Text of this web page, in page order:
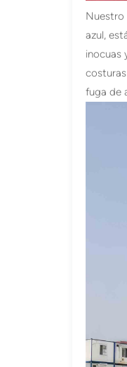
Nuestro
azul,
inocuas
fuga de